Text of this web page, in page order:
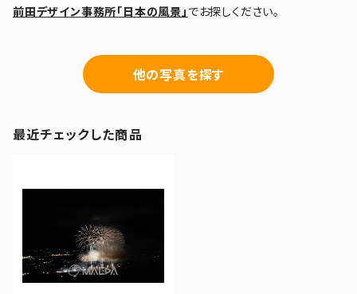
前田デザイン事務所「日本の風景」 でお探しください。
他の写真を探す
最近チェックした商品